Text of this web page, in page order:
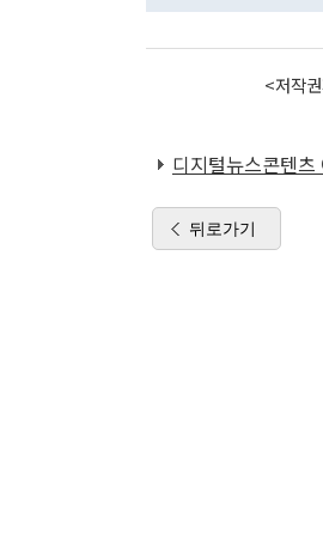
<저작
디지털뉴스콘텐츠
뒤로가기